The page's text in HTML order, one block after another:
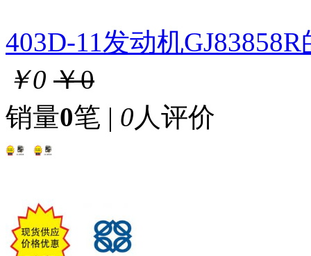
403D-11发动机
￥0 ￥0
销量0笔 | 0人评价